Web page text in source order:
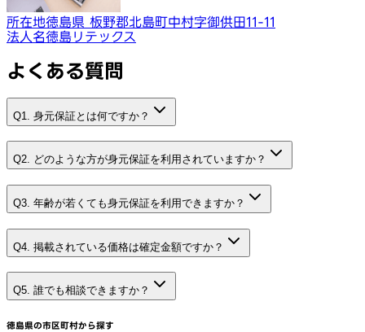
所在地徳島県 板野郡北島町中村字御供田11-11
法人名徳島リテックス
よくある質問
Q1. 身元保証とは何ですか？
Q2. どのような方が身元保証を利用されていますか？
Q3. 年齢が若くても身元保証を利用できますか？
Q4. 掲載されている価格は確定金額ですか？
Q5. 誰でも相談できますか？
徳島県の市区町村から探す